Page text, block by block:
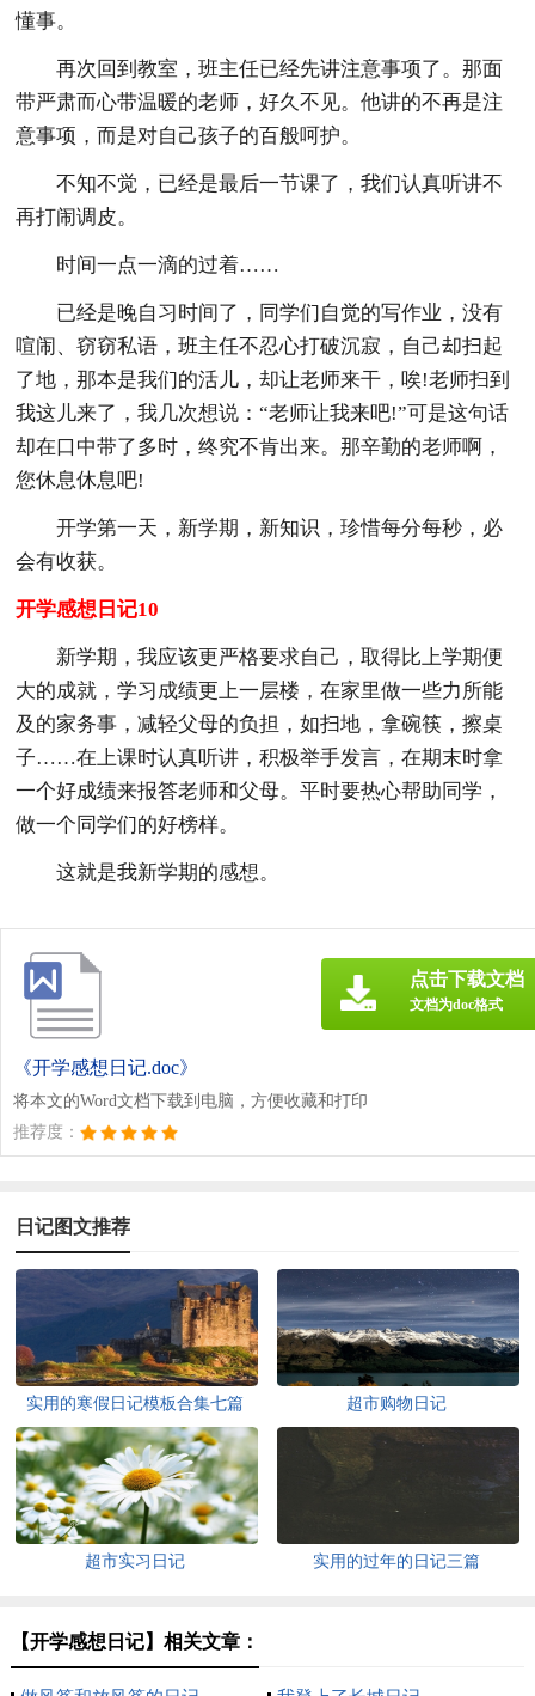
懂事。
再次回到教室，班主任已经先讲注意事项了。那面
带严肃而心带温暖的老师，好久不见。他讲的不再是注
意事项，而是对自己孩子的百般呵护。
不知不觉，已经是最后一节课了，我们认真听讲不
再打闹调皮。
时间一点一滴的过着……
已经是晚自习时间了，同学们自觉的写作业，没有
喧闹、窃窃私语，班主任不忍心打破沉寂，自己却扫起
了地，那本是我们的活儿，却让老师来干，唉!老师扫到
我这儿来了，我几次想说：“老师让我来吧!”可是这句话
却在口中带了多时，终究不肯出来。那辛勤的老师啊，
您休息休息吧!
开学第一天，新学期，新知识，珍惜每分每秒，必
会有收获。
开学感想日记10
新学期，我应该更严格要求自己，取得比上学期便
大的成就，学习成绩更上一层楼，在家里做一些力所能
及的家务事，减轻父母的负担，如扫地，拿碗筷，擦桌
子……在上课时认真听讲，积极举手发言，在期末时拿
一个好成绩来报答老师和父母。平时要热心帮助同学，
做一个同学们的好榜样。
这就是我新学期的感想。
《开学感想日记.doc》
将本文的Word文档下载到电脑，方便收藏和打印
推荐度：
点击下载文档
文档为doc格式
日记图文推荐
实用的寒假日记模板合集七篇 超市购物日记
超市实习日记 实用的过年的日记三篇
【开学感想日记】相关文章：